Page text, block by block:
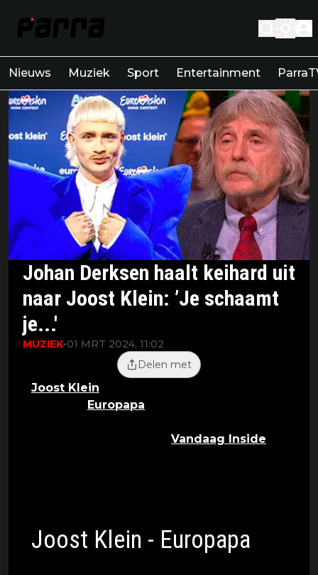
Nieuws Muziek Sport Entertainment
Johan Derksen haalt keihard uit
naar Joost Klein: ’Je schaamt
je...'
MUZIEK•01 MRT 2024, 11:02
Delen met
Joost Klein
Europapa
Vandaag Inside
Joost Klein - Europapa